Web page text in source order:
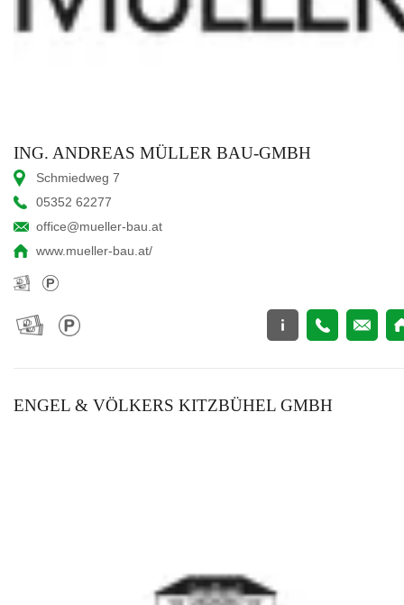
ING. ANDREAS MÜLLER BAU-GMBH
Schmiedweg 7
05352 62277
office@mueller-bau.at
www.mueller-bau.at/
ENGEL & VÖLKERS KITZBÜHEL GMBH